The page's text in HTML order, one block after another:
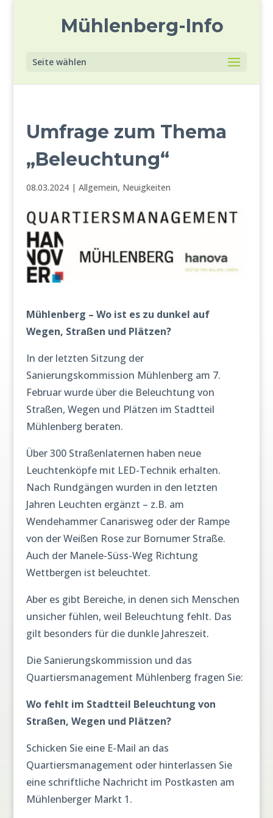
Mühlenberg-Info
Seite wählen
Umfrage zum Thema
„Beleuchtung“
08.03.2024| Allgemein, Neuigkeiten
Mühlenberg – Wo ist es zu dunkel auf
Wegen, Straßen und Plätzen?
In der letzten Sitzung der
Sanierungskommission Mühlenberg am 7.
Februar wurde über die Beleuchtung von
Straßen, Wegen und Plätzen im Stadtteil
Mühlenberg beraten.
Über 300 Straßenlaternen haben neue
Leuchtenköpfe mit LED-Technik erhalten.
Nach Rundgängen wurden in den letzten
Jahren Leuchten ergänzt – z.B. am
Wendehammer Canarisweg oder der Rampe
von der Weißen Rose zur Bornumer Straße.
Auch der Manele-Süss-Weg Richtung
Wettbergen ist beleuchtet.
Aber es gibt Bereiche, in denen sich Menschen
unsicher fühlen, weil Beleuchtung fehlt. Das
gilt besonders für die dunkle Jahreszeit.
Die Sanierungskommission und das
Quartiersmanagement Mühlenberg fragen Sie:
Wo fehlt im Stadtteil Beleuchtung von
Straßen, Wegen und Plätzen?
Schicken Sie eine E-Mail an das
Quartiersmanagement oder hinterlassen Sie
eine schriftliche Nachricht im Postkasten am
Mühlenberger Markt 1.